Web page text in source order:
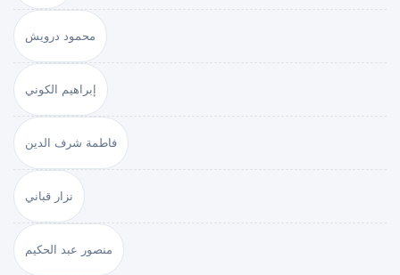
محمود درويش
إبراهيم الكوني
فاطمة شرف الدين
نزار قباني
منصور عبد الحكيم